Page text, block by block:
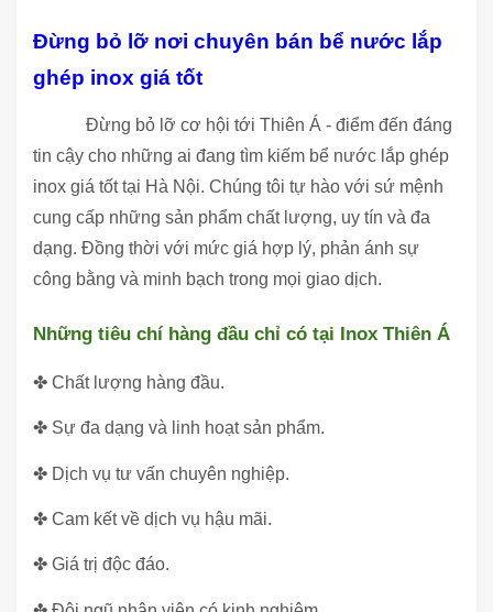
Đừng bỏ lỡ nơi chuyên bán bể nước lắp
ghép inox giá tốt
Đừng bỏ lỡ cơ hội tới Thiên Á - điểm đến đáng
tin cậy cho những ai đang tìm kiếm bể nước lắp ghép
inox giá tốt tại Hà Nội. Chúng tôi tự hào với sứ mệnh
cung cấp những sản phẩm chất lượng, uy tín và đa
dạng. Đồng thời với mức giá hợp lý, phản ánh sự
công bằng và minh bạch trong mọi giao dịch.
Những tiêu chí hàng đầu chỉ có tại Inox Thiên Á
✤ Chất lượng hàng đầu.
✤ Sự đa dạng và linh hoạt sản phẩm.
✤ Dịch vụ tư vấn chuyên nghiệp.
✤ Cam kết về dịch vụ hậu mãi.
✤ Giá trị độc đáo.